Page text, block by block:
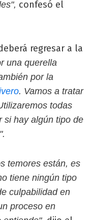
confesó el
regresar a la
una querella
por la
. Vamos a tratar
todas
si hay algún tipo de
temores están, es
tiene ningún tipo
culpabilidad en
proceso en